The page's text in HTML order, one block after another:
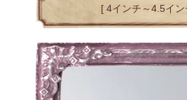
[ 4インチ～4.5イ